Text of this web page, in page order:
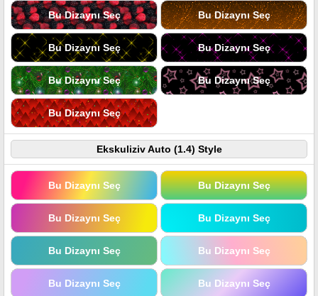
Bu Dizaynı Seç Bu Dizaynı Seç
Bu Dizaynı Seç Bu Dizaynı Seç
Bu Dizaynı Seç Bu Dizaynı Seç
Bu Dizaynı Seç
Ekskuliziv Auto (1.4) Style
Bu Dizaynı Seç Bu Dizaynı Seç
Bu Dizaynı Seç Bu Dizaynı Seç
Bu Dizaynı Seç Bu Dizaynı Seç
Bu Dizaynı Seç Bu Dizaynı Seç